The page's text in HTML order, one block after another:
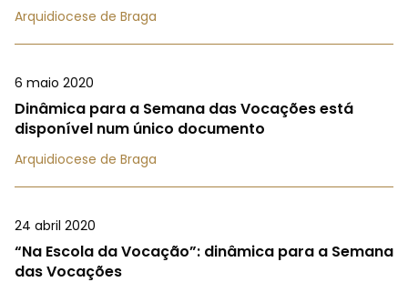
Arquidiocese de Braga
6 maio 2020
Dinâmica para a Semana das Vocações está
disponível num único documento
Arquidiocese de Braga
24 abril 2020
“Na Escola da Vocação”: dinâmica para a Semana
das Vocações